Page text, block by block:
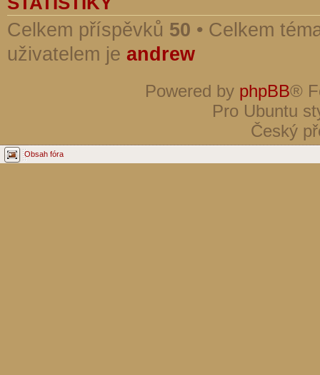
Celkem příspěvků 50 • Celkem
uživatelem je andrew
Powered by phpBB®
Pro Ubuntu
Český
Obsah fóra